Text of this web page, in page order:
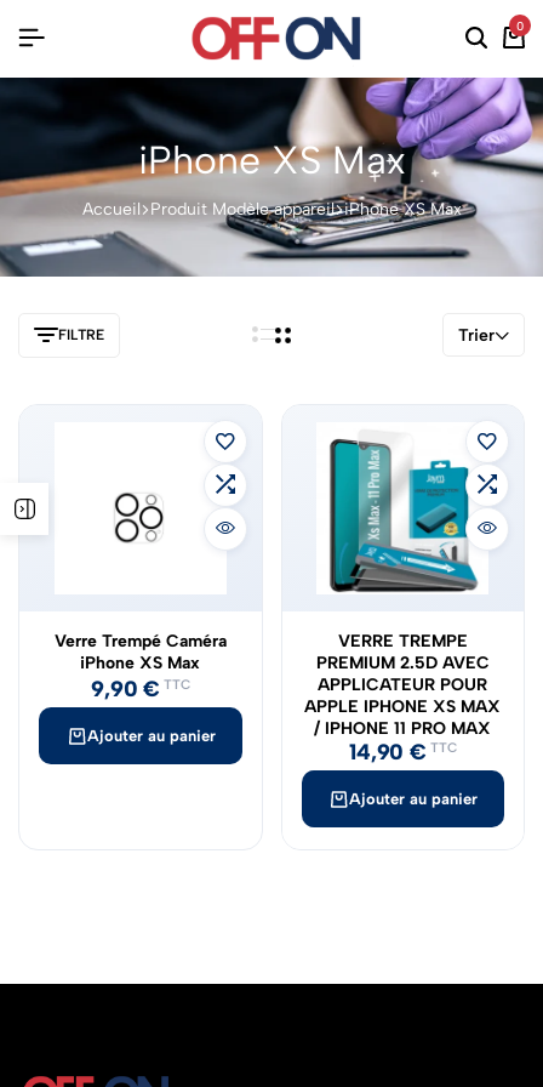
0
iPhone XS Max
Accueil Produit Modèle appareil iPhone XS Max
FILTRE Trier
Ajouter au panier
Verre Trempé Caméra
iPhone XS Max
9,90€ TTC
Ajouter au panier
VERRE TREMPE
PREMIUM 2.5D AVEC
APPLICATEUR POUR
APPLE IPHONE XS MAX
/ IPHONE 11 PRO MAX
14,90€ TTC